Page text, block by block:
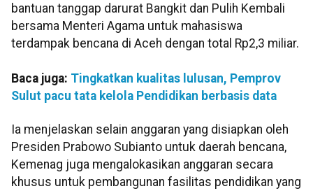
bantuan tanggap darurat Bangkit dan Pulih Kembali
bersama Menteri Agama untuk mahasiswa
terdampak bencana di Aceh dengan total Rp2,3 miliar.
Baca juga: Tingkatkan kualitas lulusan, Pemprov
Sulut pacu tata kelola Pendidikan berbasis data
Ia menjelaskan selain anggaran yang disiapkan oleh
Presiden Prabowo Subianto untuk daerah bencana,
Kemenag juga mengalokasikan anggaran secara
khusus untuk pembangunan fasilitas pendidikan yang